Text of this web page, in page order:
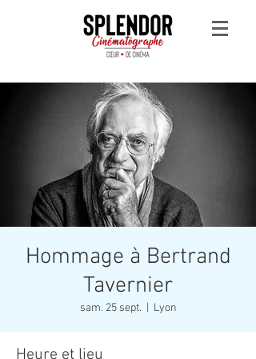
Hommage à Bertrand
Tavernier
sam. 25 sept. Lyon
Heure et lieu